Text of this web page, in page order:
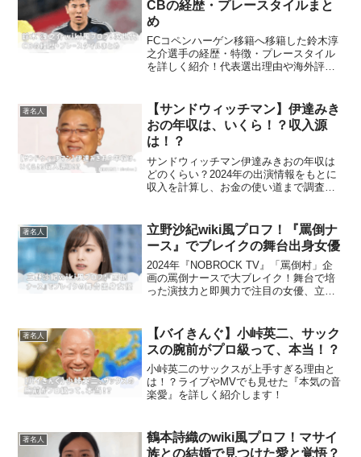
CBの経歴・プレースタイルまと
め
FCコペンハーゲン移籍へ移籍した鈴木淳
之介選手の経歴・特徴・プレースタイル
を詳しく紹介！代表選出理由や海外評
著名人
【サンドウィッチマン】伊達みき
おの年収は、いくら！？収入源
は！？
サンドウィッチマン伊達みきおの年収は
どのくらい？2024年の出演情報をもとに
収入を計算し、お金の使い道まで調査し
著名人
立野沙紀wiki風プロフ！『罵倒ナ
ース』でブレイクの舞台出身女優
2024年『NOBROCK TV』「罵倒村」企
画の罵倒ナースで大ブレイク！舞台で培
った演技力と即興力で注目の女優、立野
著名人
【バイきんぐ】小峠英二、サック
スの腕前がプロ級って、本当！？
小峠英二のサックスが上手すぎる理由と
は！？ライブやMVでも見せた『本気の音
楽愛』を詳しく紹介します！
著名人
鶴本詩織のwiki風プロフ！マサイ
族との結婚で見つけた愛と覚悟？